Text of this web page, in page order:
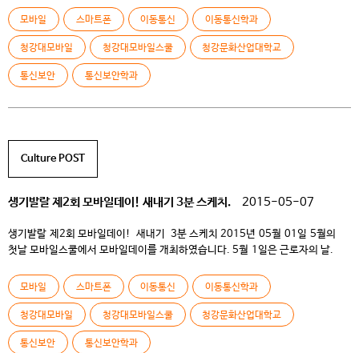
참여 해 주셨습니다. 졸업 후에도 학교 행사에 참여하기 모교로 찾아오신
선배님들의 모습속에서 왠지 모를 든든함과 소속감이 느껴져 뿌듯했습니다. ​ ​
모바일데이 행사는 1시부터 시작되어 체육대회 형식으로 진행 되었습니다. 우리
스쿨만의 룰을 정하여 점수를 얻고 선배님들과 후배들간의 끈끈한 정과 단합을
느낄 수 있는 […]
모바일 스마트폰 이동통신 이동통신학과
청강대모바일 청강대모바일스쿨 청강문화산업대학교
통신보안 통신보안학과
Culture POST
생기발랄 제2회 모바일데이! 새내기 3분 스케치. 2015-05-07
생기발랄 제2회 모바일데이! 새내기 3분 스케치 2015년 05월 01일 5월의
첫날 모바일스쿨에서 모바일데이를 개최하였습니다. 5월 1일은 근로자의 날.
참여 해 주셨습니다. 졸업 후에도 학교 행사에 참여하기 모교로 찾아오신
선배님들의 모습속에서 왠지 모를 든든함과 소속감이 느껴져 뿌듯했습니다. ​ ​
모바일데이 행사는 1시부터 시작되어 체육대회 형식으로 진행 되었습니다. 우리
스쿨만의 룰을 정하여 점수를 얻고 선배님들과 후배들간의 끈끈한 정과 단합을
느낄 수 있는 […]
모바일 스마트폰 이동통신 이동통신학과
청강대모바일 청강대모바일스쿨 청강문화산업대학교
통신보안 통신보안학과